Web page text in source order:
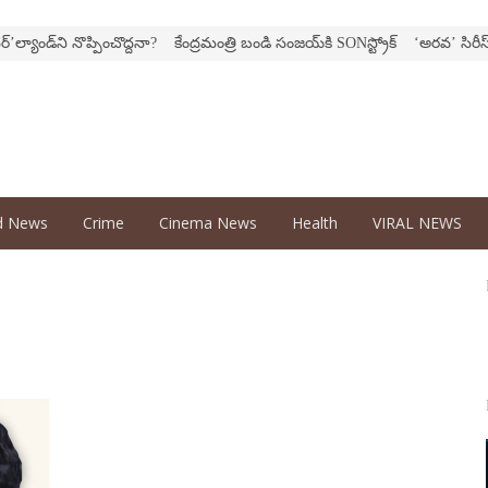
నొప్పించొద్దనా? కేంద్ర‌మంత్రి బండి సంజ‌య్‌కి SONస్ట్రోక్‌ ‘అర‌వ’ సిరీస్‌లో
News Crime Cinema News Health VIRAL NEWS